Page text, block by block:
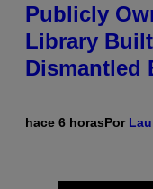
Publicly
Library
Dismantled
hace 6 horasPor